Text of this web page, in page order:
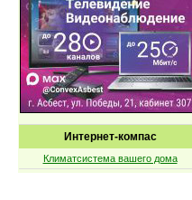
Интернет-компас
Климатсистема вашего дома